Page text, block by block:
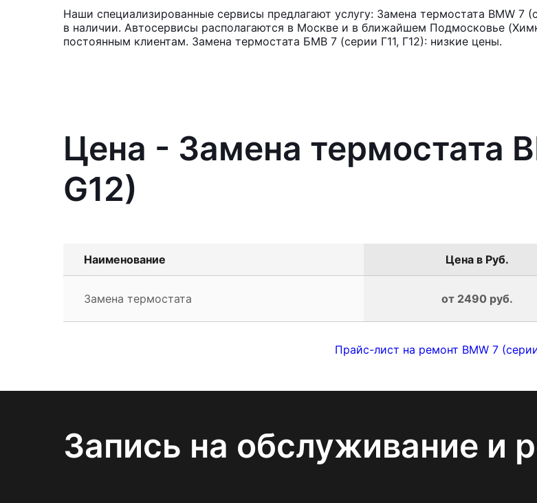
Наши специализированные сервисы предлагают услугу: Замена термостата BMW 7
в наличии. Автосервисы располагаются в Москве и в ближайшем Подмосковье
постоянным клиентам. Замена термостата БМВ 7 (серии Г11, Г12): низкие цены.
Цена - Замена термостата
G12)
Наименование Цена в Руб.
Замена термостата от 2490 руб.
Прайс-лист на ремонт BMW 7 (серии
Запись на обслуживание и